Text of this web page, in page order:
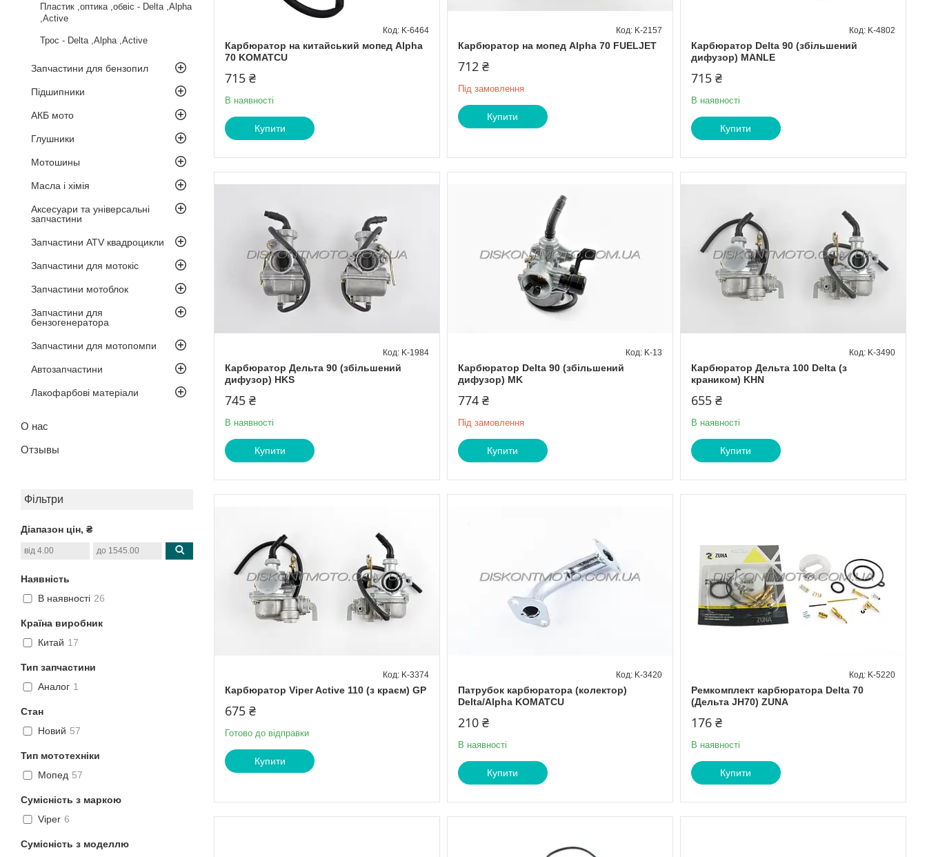
Пластик ,оптика ,обвіс - Delta ,Alpha
,Active
Трос - Delta ,Alpha ,Active
Запчастини для бензопил
Підшипники
АКБ мото
Глушники
Мотошины
Масла і хімія
Аксесуари та універсальні
запчастини
Запчастини ATV квадроцикли
Запчастини для мотокіс
Запчастини мотоблок
Запчастини для
бензогенератора
Запчастини для мотопомпи
Автозапчастини
Лакофарбові матеріали
О нас
Отзывы
Фільтри
Діапазон цін, ₴
Наявність
В наявності 26
Країна виробник
Китай 17
Тип запчастини
Аналог 1
Стан
Новий 57
Тип мототехніки
Мопед 57
Сумісність з маркою
Viper 6
Сумісність з моделлю
Карбюратор на китайський мопед Alpha
70 KOMATCU
K-6464
715 ₴
В наявності
Купити
Карбюратор на мопед Alpha 70 FUELJET
K-2157
712 ₴
Під замовлення
Купити
Карбюратор Delta 90 (збільшений
дифузор) MANLE
K-4802
715 ₴
В наявності
Купити
Карбюратор Дельта 90 (збільшений
дифузор) HKS
K-1984
745 ₴
В наявності
Купити
Карбюратор Delta 90 (збільшений
дифузор) MK
K-13
774 ₴
Під замовлення
Купити
Карбюратор Дельта 100 Delta (з
краником) KHN
K-3490
655 ₴
В наявності
Купити
Карбюратор Viper Active 110 (з краєм) GP
K-3374
675 ₴
Готово до відправки
Купити
Патрубок карбюратора (колектор)
Delta/Alpha KOMATCU
K-3420
210 ₴
В наявності
Купити
Ремкомплект карбюратора Delta 70
(Дельта JH70) ZUNA
K-5220
176 ₴
В наявності
Купити